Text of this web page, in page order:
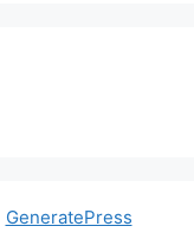
GeneratePress